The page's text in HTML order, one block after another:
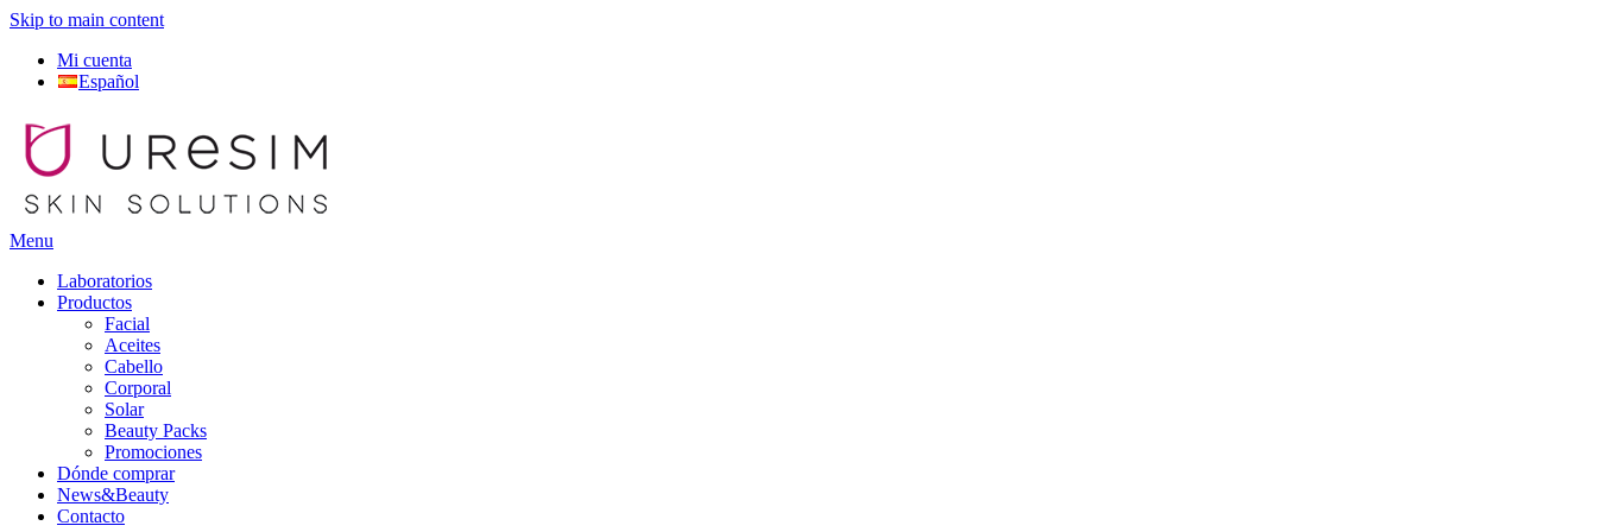
Skip to main content
Mi cuenta
Español
Menu
Laboratorios
Productos
Facial
Aceites
Cabello
Corporal
Solar
Beauty Packs
Promociones
Dónde comprar
News&Beauty
Contacto